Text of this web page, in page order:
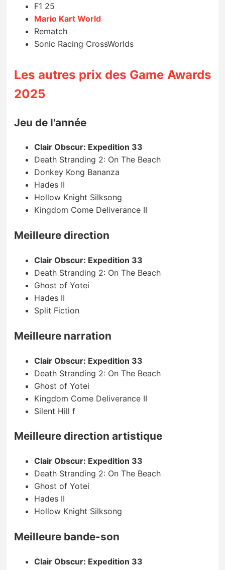
F1 25
Mario Kart World
Rematch
Sonic Racing CrossWorlds
Les autres prix des Game Awards
2025
Jeu de l'année
Clair Obscur: Expedition 33
Death Stranding 2: On The Beach
Donkey Kong Bananza
Hades II
Hollow Knight Silksong
Kingdom Come Deliverance II
Meilleure direction
Clair Obscur: Expedition 33
Death Stranding 2: On The Beach
Ghost of Yotei
Hades II
Split Fiction
Meilleure narration
Clair Obscur: Expedition 33
Death Stranding 2: On The Beach
Ghost of Yotei
Kingdom Come Deliverance II
Silent Hill f
Meilleure direction artistique
Clair Obscur: Expedition 33
Death Stranding 2: On The Beach
Ghost of Yotei
Hades II
Hollow Knight Silksong
Meilleure bande-son
Clair Obscur: Expedition 33